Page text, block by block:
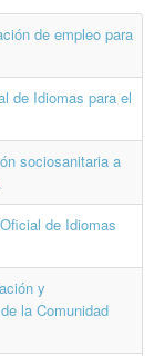
de empleo para
de Idiomas para el
sociosanitaria a
de Idiomas
y
la Comunidad